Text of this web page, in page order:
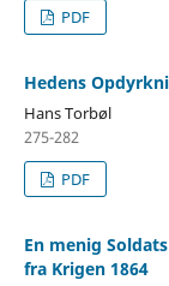
PDF
Hedens
Hans Torbøl
275-282
PDF
En menig
fra Krigen 1864